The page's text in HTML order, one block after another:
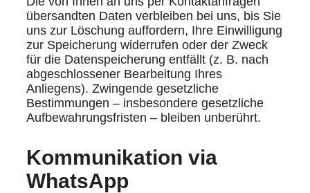
übersandten Daten verbleiben bei uns, bis Sie
uns zur Löschung auffordern, Ihre Einwilligung
zur Speicherung widerrufen oder der Zweck
für die Datenspeicherung entfällt (z. B. nach
abgeschlossener Bearbeitung Ihres
Anliegens). Zwingende gesetzliche
Bestimmungen – insbesondere gesetzliche
Aufbewahrungsfristen – bleiben unberührt.
Kommunikation via
WhatsApp